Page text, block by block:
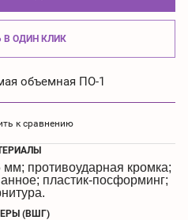
В ОДИН КЛИК
объемная ПО-1
к сравнению
противоударная кромка;
пластик-посформинг;
(ВШГ)